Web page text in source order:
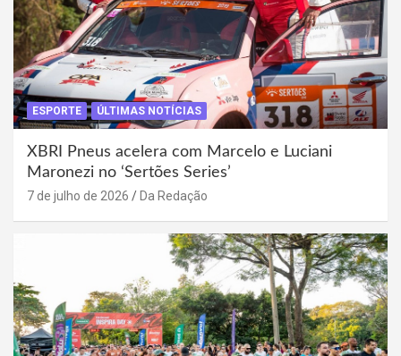
ESPORTE ÚLTIMAS NOTÍCIAS
XBRI Pneus acelera com Marcelo e Luciani
Maronezi no ‘Sertões Series’
7 de julho de 2026 Da Redação